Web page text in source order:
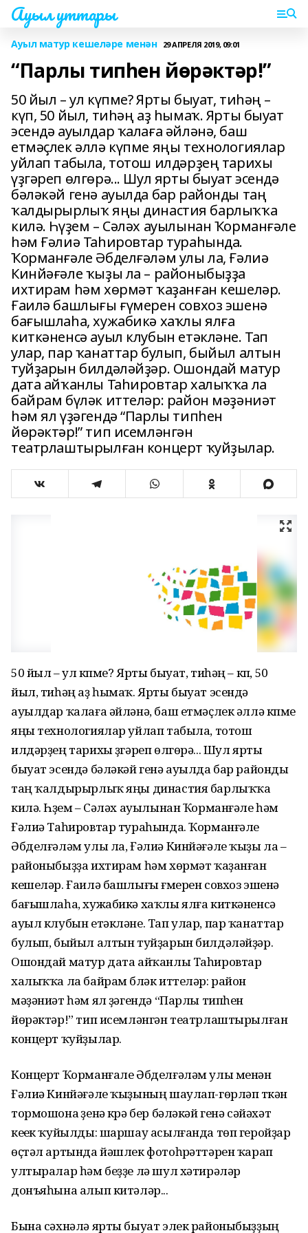
Ауыл уттары
Ауыл матур кешеләре менән 29 АПРЕЛЯ 2019, 09:01
“Парлы типһен йөрәктәр!”
50 йыл – ул күпме? Ярты быуат, тиһәң –
күп, 50 йыл, тиһәң аҙ һымаҡ. Ярты быуат
эсендә ауылдар ҡалаға әйләнә, баш
етмәҫлек әллә күпме яңы технологиялар
уйлап табыла, тотош илдәрҙең тарихы
үҙгәреп өлгөрә... Шул ярты быуат эсендә
бәләкәй генә ауылда бар районды таң
ҡалдырырлыҡ яңы династия барлыҡҡа
килә. Һүҙем – Сәләх ауылынан Ҡорманғәле
һәм Ғәлиә Таһировтар тураһында.
Ҡорманғәле Әбделғәләм улы ла, Ғәлиә
Кинйәғәле ҡыҙы ла – районыбыҙҙа
ихтирам һәм хөрмәт ҡаҙанған кешеләр.
Ғаилә башлығы ғүмерен совхоз эшенә
бағышлаһа, хужабикә хаҡлы ялға
киткәненсә ауыл клубын етәкләне. Тап
улар, пар ҡанаттар булып, быйыл алтын
туйҙарын билдәләйҙәр. Ошондай матур
дата айҡанлы Таһировтар халыҡҡа ла
байрам бүләк иттеләр: район мәҙәниәт
һәм ял үҙәгендә “Парлы типһен
йөрәктәр!” тип исемләнгән
театрлаштырылған концерт ҡуйҙылар.
50 йыл – ул күпме? Ярты быуат, тиһәң – күп, 50
йыл, тиһәң аҙ һымаҡ. Ярты быуат эсендә
ауылдар ҡалаға әйләнә, баш етмәҫлек әллә күпме
яңы технологиялар уйлап табыла, тотош
илдәрҙең тарихы үҙгәреп өлгөрә... Шул ярты
быуат эсендә бәләкәй генә ауылда бар районды
таң ҡалдырырлыҡ яңы династия барлыҡҡа
килә. Һүҙем – Сәләх ауылынан Ҡорманғәле һәм
Ғәлиә Таһировтар тураһында. Ҡорманғәле
Әбделғәләм улы ла, Ғәлиә Кинйәғәле ҡыҙы ла –
районыбыҙҙа ихтирам һәм хөрмәт ҡаҙанған
кешеләр. Ғаилә башлығы ғүмерен совхоз эшенә
бағышлаһа, хужабикә хаҡлы ялға киткәненсә
ауыл клубын етәкләне. Тап улар, пар ҡанаттар
булып, быйыл алтын туйҙарын билдәләйҙәр.
Ошондай матур дата айҡанлы Таһировтар
халыҡҡа ла байрам бүләк иттеләр: район
мәҙәниәт һәм ял үҙәгендә “Парлы типһен
йөрәктәр!” тип исемләнгән театрлаштырылған
концерт ҡуйҙылар.
Концерт Ҡорманғале Әбделғәләм улы менән
Ғәлиә Кинйәғәле ҡыҙының шаулап-гөрләп үткән
тормошона үҙенә күрә бер бәләкәй генә сәйәхәт
кеүек ҡуйылды: шаршау асылғанда төп геройҙар
өҫтәл артында йәшлек фотоһүрәттәрен ҡарап
ултыралар һәм беҙҙе лә шул хәтирәләр
донъяһына алып китәләр...
Бына сәхнәлә ярты быуат элек районыбыҙҙың